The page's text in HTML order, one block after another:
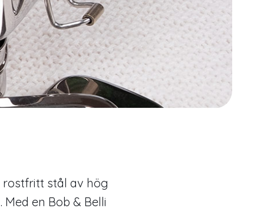
rostfritt stål av hög
en Bob & Belli